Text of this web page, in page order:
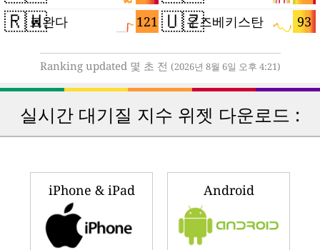
🇷🇼 121
르완다 🇺🇿 93
우즈베키스탄
Ranking updated 몇 초 전 (2026년 8월 6일 오후 4:21)
실시간 대기질 지수 위젯 다운로드 :
iPhone & iPad Android